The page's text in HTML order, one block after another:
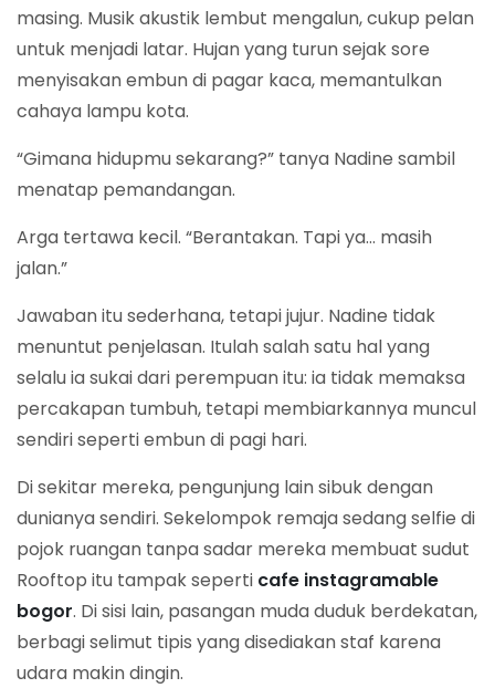
masing. Musik akustik lembut mengalun, cukup pelan
untuk menjadi latar. Hujan yang turun sejak sore
menyisakan embun di pagar kaca, memantulkan
cahaya lampu kota.
“Gimana hidupmu sekarang?” tanya Nadine sambil
menatap pemandangan.
Arga tertawa kecil. “Berantakan. Tapi ya… masih
jalan.”
Jawaban itu sederhana, tetapi jujur. Nadine tidak
menuntut penjelasan. Itulah salah satu hal yang
selalu ia sukai dari perempuan itu: ia tidak memaksa
percakapan tumbuh, tetapi membiarkannya muncul
sendiri seperti embun di pagi hari.
Di sekitar mereka, pengunjung lain sibuk dengan
dunianya sendiri. Sekelompok remaja sedang selfie di
pojok ruangan tanpa sadar mereka membuat sudut
Rooftop itu tampak seperti cafe instagramable
bogor. Di sisi lain, pasangan muda duduk berdekatan,
berbagi selimut tipis yang disediakan staf karena
udara makin dingin.